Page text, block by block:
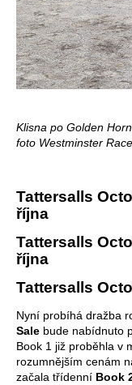
Klisna po Golden
foto Westminster
Tattersalls
října
Tattersalls
října
Tattersalls
Nyní probíhá dražba
Sale bude nabídnuto
Book 1 již proběhla v
rozumnějším cenám
začala třídenní Book